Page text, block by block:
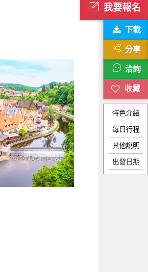
我要報名
下載
分享
洽詢
特色介紹
每日行程
其他說明
出發日期